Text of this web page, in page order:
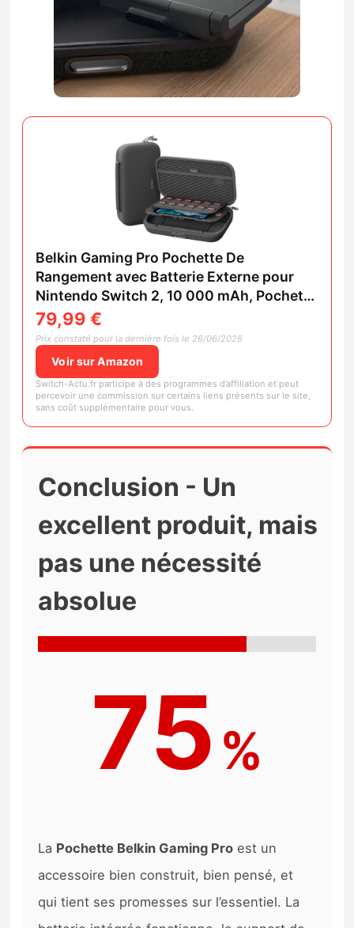
Belkin Gaming Pro Pochette De
Rangement avec Batterie Externe pour
Nintendo Switch 2, 10 000 mAh, Pochette
De Transport avec Poche pour AirTag,
Rangement De 12 Cartes De Jeux,
Revêtement Rigide, Gris
79,99 €
Prix constaté pour la dernière fois le 26/06/2026
Voir sur Amazon
Switch-Actu.fr participe à des programmes d’affiliation et peut
percevoir une commission sur certains liens présents sur le site,
sans coût supplémentaire pour vous.
Conclusion - Un
excellent produit, mais
pas une nécessité
absolue
75 %
La Pochette Belkin Gaming Pro est un
accessoire bien construit, bien pensé, et
qui tient ses promesses sur l’essentiel. La